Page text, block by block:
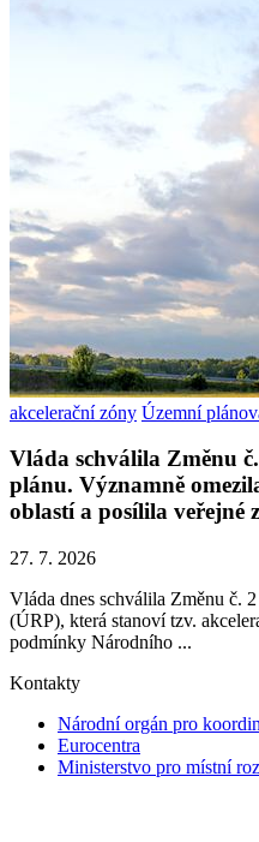
akcelerační zóny Územní
Vláda schválila Změnu
plánu. Významně
oblastí a posílila veřejné
27. 7. 2026
Vláda dnes schválila Změnu č.
(ÚRP), která stanoví tzv.
podmínky Národního ...
Kontakty
Národní orgán pro
Eurocentra
Ministerstvo pro místní